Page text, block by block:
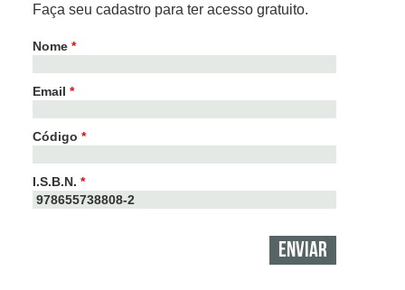
Faça seu cadastro para ter acesso gratuito.
Nome *
Email *
Código *
I.S.B.N. *